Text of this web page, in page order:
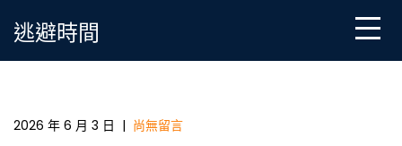
逃避時間
英文原版話劇3月來津表演 《一小我的莎士比亞億嵐工
2026 年 6 月 3 日 | 尚無留言